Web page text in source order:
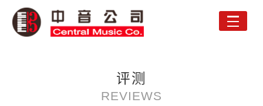
Toggle
评测
REVIEWS